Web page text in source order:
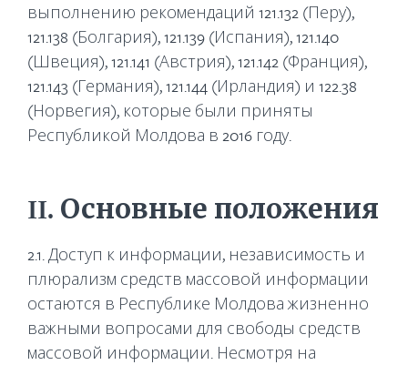
выполнению рекомендаций 121.132 (Перу),
121.138 (Болгария), 121.139 (Испания), 121.140
(Швеция), 121.141 (Австрия), 121.142 (Франция),
121.143 (Германия), 121.144 (Ирландия) и 122.38
(Норвегия), которые были приняты
Республикой Молдова в 2016 году.
II. Основные положения
2.1. Доступ к информации, независимость и
плюрализм средств массовой информации
остаются в Республике Молдова жизненно
важными вопросами для свободы средств
массовой информации. Несмотря на